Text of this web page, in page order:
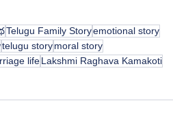
Telugu Family Storyemotional story
telugu storymoral story
lifeLakshmi Raghava Kamakoti